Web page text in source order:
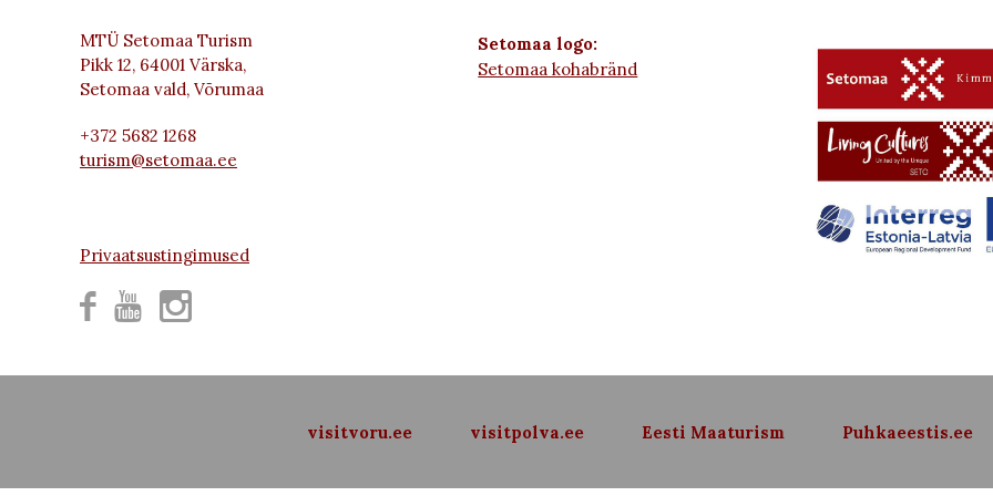
MTÜ Setomaa Turism
Pikk 12, 64001 Värska,
Setomaa vald, Võrumaa
+372 5682 1268
turism@setomaa.ee
Privaatsustingimused
  
Setomaa logo:
Setomaa kohabränd
visitvoru.ee visitpolva.ee Eesti Maaturism Puhkaeestis.ee